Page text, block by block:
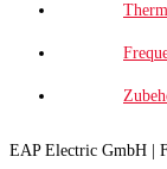
EAP Electric GmbH |